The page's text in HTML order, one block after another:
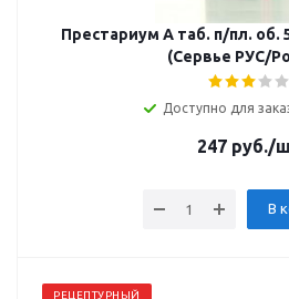
Престариум А таб. п/пл.
(Сервье РУС/
Доступно для
247руб./
В
РЕЦЕПТУРНЫЙ